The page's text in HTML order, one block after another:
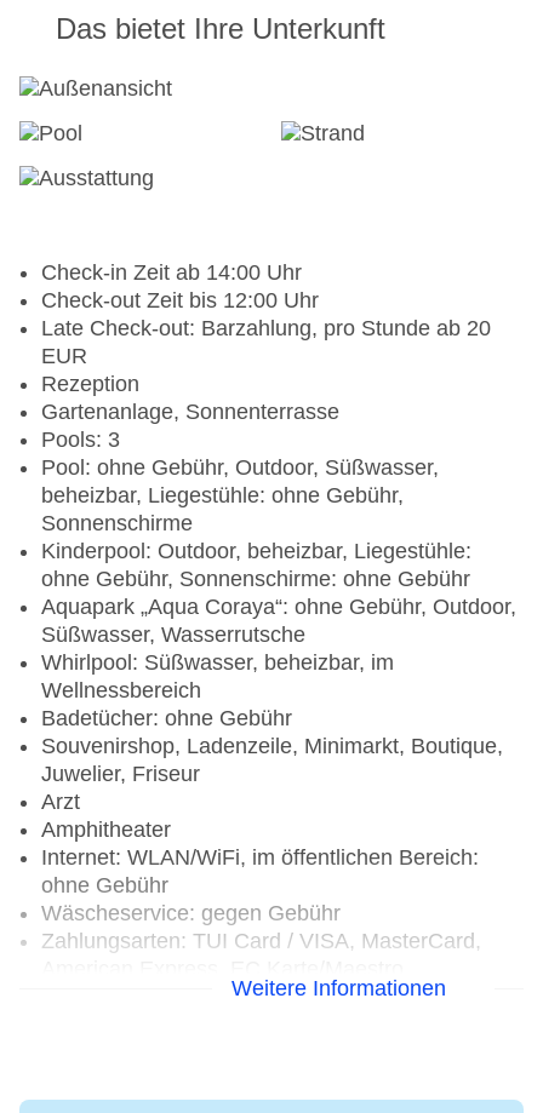
Das bietet Ihre Unterkunft
Check-in Zeit ab 14:00 Uhr
Check-out Zeit bis 12:00 Uhr
Late Check-out: Barzahlung, pro Stunde ab 20
EUR
Rezeption
Gartenanlage, Sonnenterrasse
Pools: 3
Pool: ohne Gebühr, Outdoor, Süßwasser,
beheizbar, Liegestühle: ohne Gebühr,
Sonnenschirme
Kinderpool: Outdoor, beheizbar, Liegestühle:
ohne Gebühr, Sonnenschirme: ohne Gebühr
Aquapark „Aqua Coraya“: ohne Gebühr, Outdoor,
Süßwasser, Wasserrutsche
Whirlpool: Süßwasser, beheizbar, im
Wellnessbereich
Badetücher: ohne Gebühr
Souvenirshop, Ladenzeile, Minimarkt, Boutique,
Juwelier, Friseur
Arzt
Amphitheater
Internet: WLAN/WiFi, im öffentlichen Bereich:
ohne Gebühr
Wäscheservice: gegen Gebühr
Zahlungsarten: TUI Card / VISA, MasterCard,
Haustiere nicht erlaubtWeitere Informationen